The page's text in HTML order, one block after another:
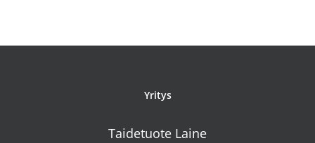
Yritys
Taidetuote Laine